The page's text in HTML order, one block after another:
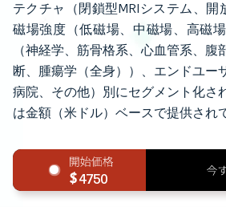
テクチャ（閉鎖型MRIシステム、開
磁場強度（低磁場、中磁場、高磁
（神経学、筋骨格系、心血管系、腹
断、腫瘍学（全身））、エンドユー
病院、その他）別にセグメント化さ
は金額（米ドル）ベースで提供され
4750